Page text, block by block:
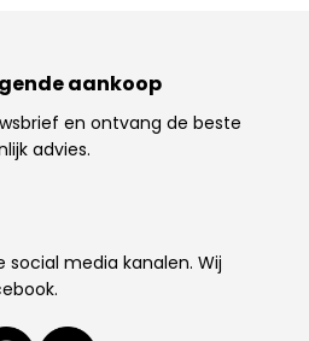
aankoop
en ontvang de beste
advies.
social media kanalen. Wij